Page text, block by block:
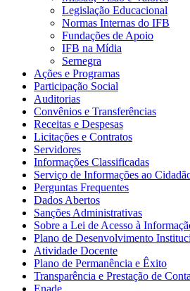
Legislação Educacional
Normas Internas do IFB
Fundações de Apoio
IFB na Mídia
Sernegra
Ações e Programas
Participação Social
Auditorias
Convênios e Transferências
Receitas e Despesas
Licitações e Contratos
Servidores
Informações Classificadas
Serviço de Informações ao
Perguntas Frequentes
Dados Abertos
Sanções Administrativas
Sobre a Lei de Acesso à
Plano de Desenvolvimento
Atividade Docente
Plano de Permanência e Êxito
Transparência e Prestação de